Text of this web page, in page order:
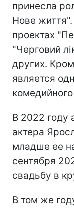
принесла
Нове
проектах
"Черговий
других.
является
В 2022 году
актера
младше ее
сентября
свадьбу в
В том же